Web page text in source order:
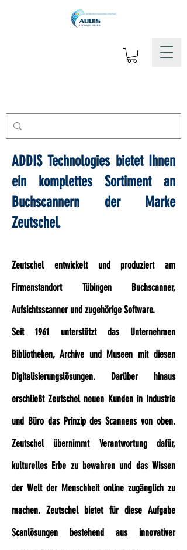
ADDIS Technologies bietet Ihnen
ein komplettes Sortiment an
Buchscannern der Marke
Zeutschel.
Zeutschel entwickelt und produziert am
Firmenstandort Tübingen Buchscanner,
Aufsichtsscanner und zugehörige Software.
Seit 1961 unterstützt das Unternehmen
Bibliotheken, Archive und Museen mit diesen
Digitalisierungslösungen. Darüber hinaus
erschließt Zeutschel neuen Kunden in Industrie
und Büro das Prinzip des Scannens von oben.
Zeutschel übernimmt Verantwortung dafür,
kulturelles Erbe zu bewahren und das Wissen
der Welt der Menschheit online zugänglich zu
machen. Zeutschel bietet für diese Aufgabe
Scanlösungen bestehend aus innovativer